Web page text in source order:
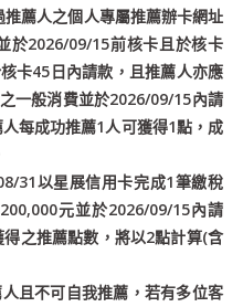
薦人之個人專屬推薦辦卡網址
於2026/09/15前核卡且於核卡
卡45日內請款，且推薦人亦應
一般消費並於2026/09/15內請
每成功推薦1人可獲得1點，成
31以星展信用卡完成1筆繳稅
元並於2026/09/15內請
之推薦點數，將以2點計算(含
且不可自我推薦，若有多位客